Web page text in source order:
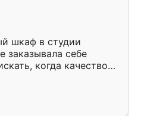
шкаф в студии
заказывала себе
когда качеством
кухня уже почти
нет.